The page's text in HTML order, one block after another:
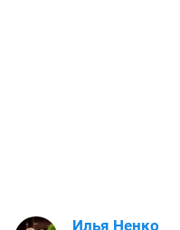
Илья Ненко